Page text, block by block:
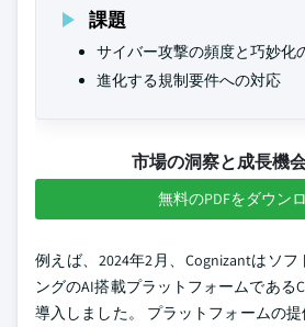
課題
サイバー攻撃の頻度と巧妙化
進化する規制要件への対応
市場の洞察と成長機
無料のPDFをダウン
例えば、2024年2月、Cognizantはソ
ングのAI搭載プラットフォームである
導入しました。 プラットフォームの